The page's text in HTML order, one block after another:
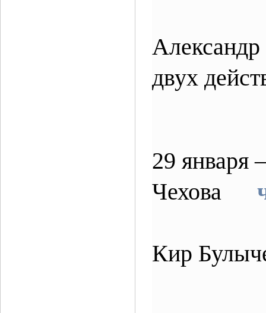
двух
29 января
Чехова
Кир